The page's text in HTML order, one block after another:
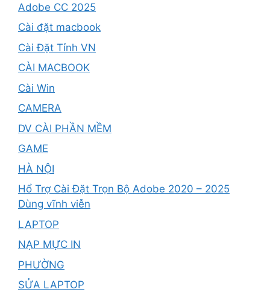
Adobe CC 2025
Cài đặt macbook
Cài Đặt Tỉnh VN
CÀI MACBOOK
Cài Win
CAMERA
DV CÀI PHẦN MỀM
GAME
HÀ NỘI
Hổ Trợ Cài Đặt Trọn Bộ Adobe 2020 – 2025
Dùng vĩnh viễn
LAPTOP
NẠP MỰC IN
PHƯỜNG
SỬA LAPTOP